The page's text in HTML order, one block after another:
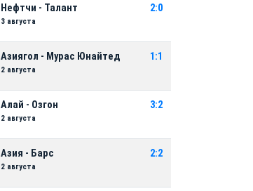
Нефтчи - Талант
3 августа
2:0
Азиягол - Мурас Юнайтед
2 августа
1:1
Алай - Озгон
2 августа
3:2
Азия - Барс
2 августа
2:2